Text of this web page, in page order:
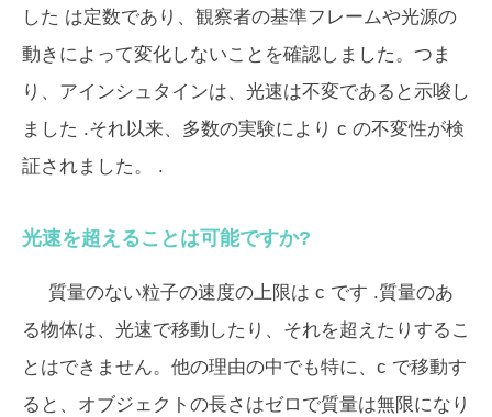
した は定数であり、観察者の基準フレームや光源の
動きによって変化しないことを確認しました。つま
り、アインシュタインは、光速は不変であると示唆し
ました .それ以来、多数の実験により c の不変性が検
証されました。 .
光速を超えることは可能ですか?
質量のない粒子の速度の上限は c です .質量のあ
る物体は、光速で移動したり、それを超えたりするこ
とはできません。他の理由の中でも特に、c で移動す
ると、オブジェクトの長さはゼロで質量は無限になり